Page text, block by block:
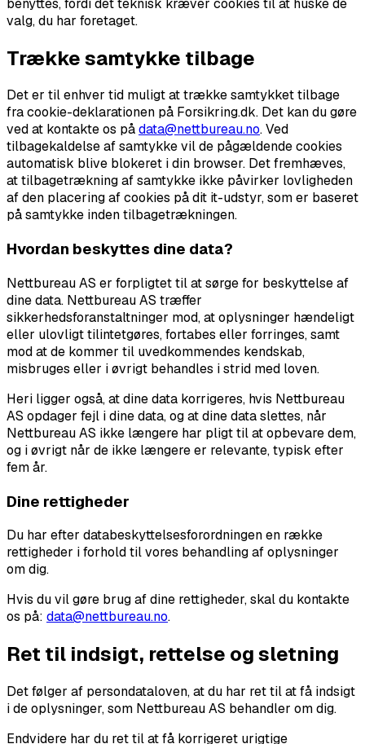
valg, du har foretaget.
Trække samtykke tilbage
Det er til enhver tid muligt at trække samtykket tilbage
fra cookie-deklarationen på Forsikring.dk. Det kan du gøre
ved at kontakte os pådata@nettbureau.no. Ved
tilbagekaldelse af samtykke vil de pågældende cookies
automatisk blive blokeret i din browser. Det fremhæves,
at tilbagetrækning af samtykke ikke påvirker lovligheden
af den placering af cookies på dit it-udstyr, som er baseret
på samtykke inden tilbagetrækningen.
Hvordan beskyttes dine data?
Nettbureau AS er forpligtet til at sørge for beskyttelse af
dine data. Nettbureau AS træffer
sikkerhedsforanstaltninger mod, at oplysninger hændeligt
eller ulovligt tilintetgøres, fortabes eller forringes, samt
mod at de kommer til uvedkommendes kendskab,
misbruges eller i øvrigt behandles i strid med loven.
Heri ligger også, at dine data korrigeres, hvis Nettbureau
AS opdager fejl i dine data, og at dine data slettes, når
Nettbureau AS ikke længere har pligt til at opbevare dem,
og i øvrigt når de ikke længere er relevante, typisk efter
fem år.
Dine rettigheder
Du har efter databeskyttelsesforordningen en række
rettigheder i forhold til vores behandling af oplysninger
om dig.
Hvis du vil gøre brug af dine rettigheder, skal du kontakte
os på: data@nettbureau.no.
Ret til indsigt, rettelse og sletning
Det følger af persondataloven, at du har ret til at få indsigt
i de oplysninger, som Nettbureau AS behandler om dig.
Endvidere har du ret til at få korrigeret urigtige